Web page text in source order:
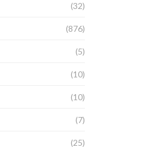
(32)
(876)
(5)
(10)
(10)
(7)
(25)